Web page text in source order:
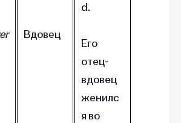
Вдовец
d.
Его
отец-
вдовец
женилс
я во